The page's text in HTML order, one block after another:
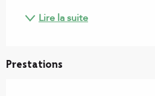
Lire la suite
Prestations